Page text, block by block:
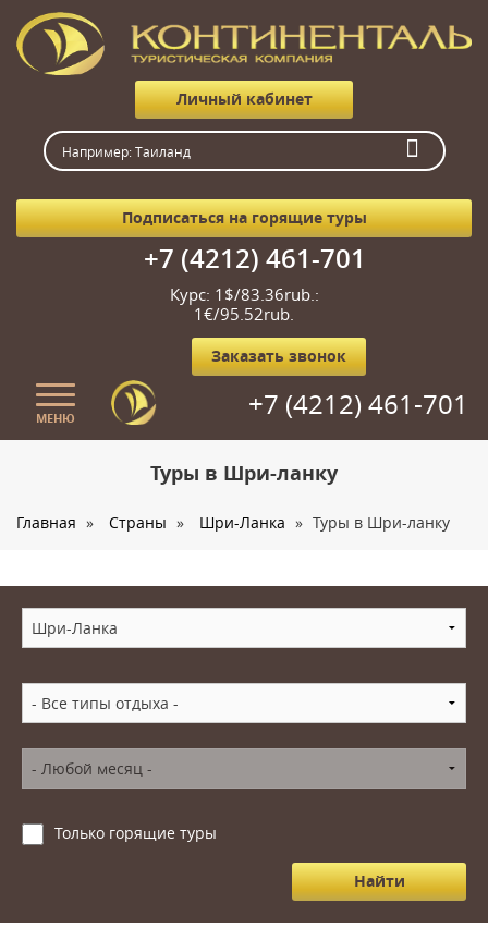
Личный кабинет
Подписаться на горящие туры
+7 (4212) 461-701
Курс: 1$/83.36rub.:
1€/95.52rub.
Заказать звонок
МЕНЮ +7 (4212) 461-701
Страны
Туристам
Корпоративное обслуживание
Новости
Контакты
Туры в Шри-ланку
Главная » Страны » Шри-Ланка » Туры в Шри-ланку
Только горящие туры